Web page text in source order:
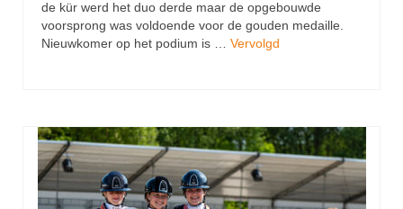
de kür werd het duo derde maar de opgebouwde
voorsprong was voldoende voor de gouden medaille.
Nieuwkomer op het podium is … Vervolgd